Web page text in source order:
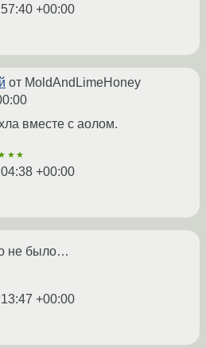
+00:00
от MoldAndLimeHoney
вместе с аолом.
+00:00
не было…
+00:00